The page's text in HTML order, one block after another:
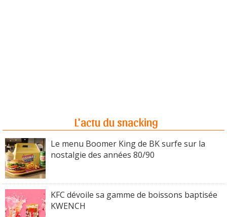
L'actu du snacking
Le menu Boomer King de BK surfe sur la
nostalgie des années 80/90
KFC dévoile sa gamme de boissons baptisée
KWENCH